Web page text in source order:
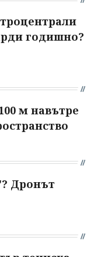
годишно?
м навътре
Дронът